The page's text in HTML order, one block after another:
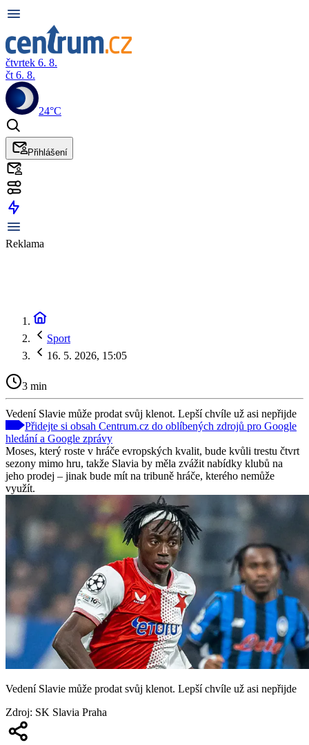
čtvrtek 6. 8.
čt 6. 8.
24°C
Přihlášení
Reklama
Sport
16. 5. 2026, 15:05
3 min
Vedení Slavie může prodat svůj klenot. Lepší chvíle už asi nepřijde
Přidejte si obsah Centrum.cz do oblíbených zdrojů pro Google
hledání a Google zprávy
Moses, který roste v hráče evropských kvalit, bude kvůli trestu čtvrt
sezony mimo hru, takže Slavia by měla zvážit nabídky klubů na
jeho prodej – jinak bude mít na tribuně hráče, kterého nemůže
využít.
Vedení Slavie může prodat svůj klenot. Lepší chvíle už asi nepřijde
Zdroj: SK Slavia Praha